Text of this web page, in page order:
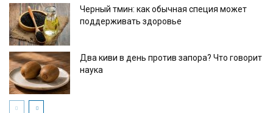
Черный тмин: как обычная специя может
поддерживать здоровье
Два киви в день против запора? Что говорит
наука